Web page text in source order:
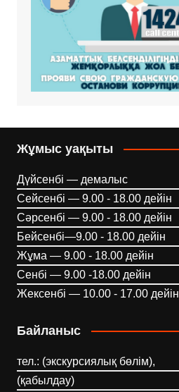
Жұмыс уақыты
Дүйсенбі — демалыс
Сейсенбі — 9.00 - 18.00 дейін
Сәрсенбі — 9.00 - 18.00 дейін
Бейсенбі—9.00 - 18.00 дейін
Жұма — 9.00 - 18.00 дейін
Сенбі — 9.00 -18.00 дейін
Жексенбі — 10.00 - 17.00 дейін
Байланыс
тел.: (экскурсиялық бөлім),
(қабылдау)